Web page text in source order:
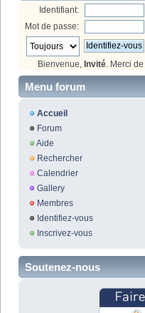
Identifiant:
Mot de passe:
Bienvenue, Invité . Merci de
Menu forum
Accueil
Forum
Aide
Rechercher
Calendrier
Gallery
Membres
Identifiez-vous
Inscrivez-vous
Soutenez-nous